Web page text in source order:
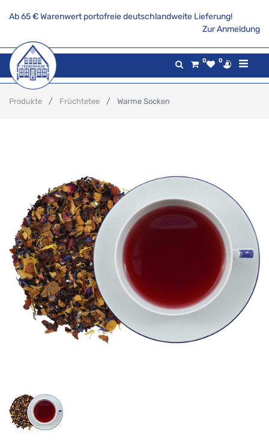
Ab 65 € Warenwert portofreie deutschlandweite Lieferung!
Zur Anmeldung
0 0
Produkte Früchtetee Warme Socken